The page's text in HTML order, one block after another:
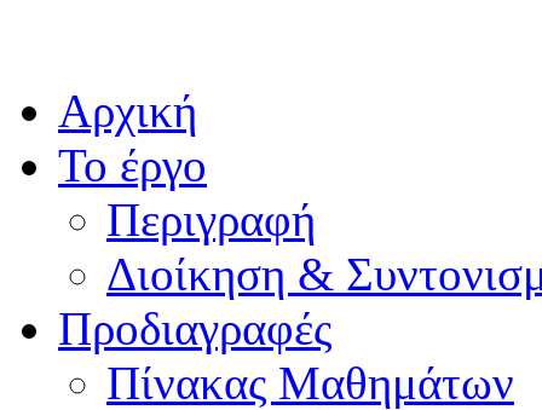
Αρχική
Το έργο
Περιγραφή
Διοίκηση &
Προδιαγραφές
Πίνακας Μαθημάτων